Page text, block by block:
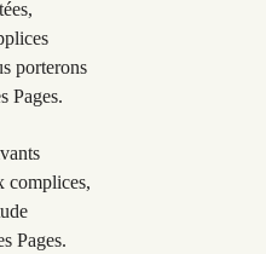
porterons
Pages.
complices,
Pages.